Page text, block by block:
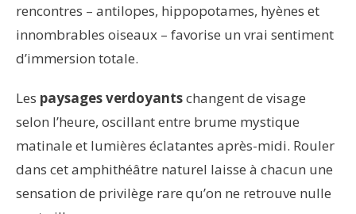
rencontres – antilopes, hippopotames, hyènes et
innombrables oiseaux – favorise un vrai sentiment
d’immersion totale.
Les paysages verdoyantschangent de visage
selon l’heure, oscillant entre brume mystique
matinale et lumières éclatantes après-midi. Rouler
dans cet amphithéâtre naturel laisse à chacun une
sensation de privilège rare qu’on ne retrouve nulle